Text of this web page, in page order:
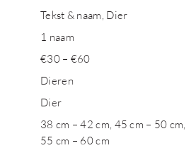
Tekst & naam, Dier
1 naam
€30 – €60
Dieren
Dier
38 cm – 42 cm, 45 cm – 50 cm,
55 cm – 60 cm